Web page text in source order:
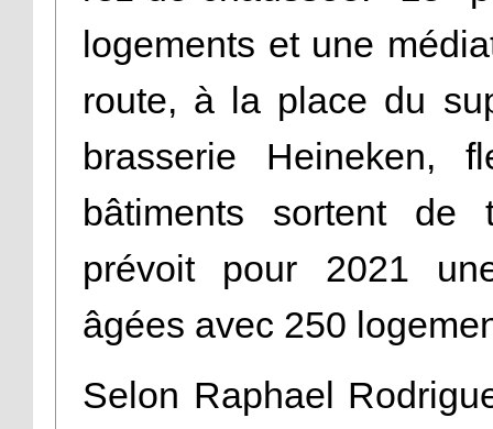
logements et une
route, à la place du
brasserie Heineken,
bâtiments sortent de
prévoit pour 2021
âgées avec 250
Selon Raphael